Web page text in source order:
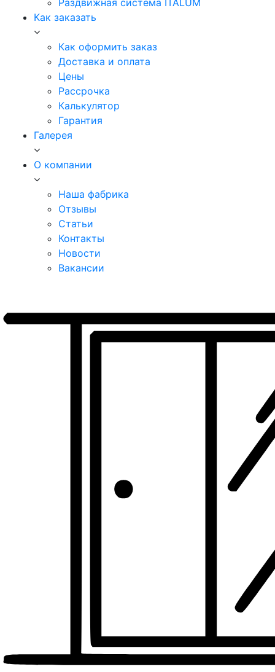
Как заказать
Как оформить заказ
Доставка и оплата
Цены
Рассрочка
Калькулятор
Гарантия
Галерея
О компании
Наша фабрика
Отзывы
Статьи
Контакты
Новости
Вакансии